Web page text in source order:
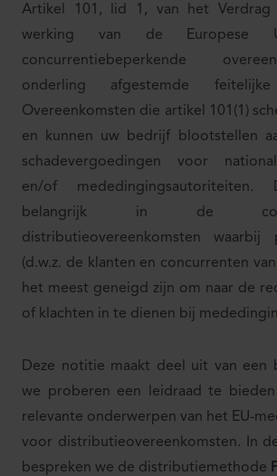
Artikel 101, lid 1, van het Verdrag
werking van de Europese
concurrentiebeperkende
onderling afgestemde feitelijke
Overeenkomsten die artikel 101(1)
en kunnen uw bedrijf blootstellen
schadevergoedingen voor
en/of
belangrijk in de
distributieovereenkomsten waarbij
(d.w.z. de klanten en concurrenten
het meest geneigd zijn om naar de
of klachten in te dienen bij
Deze notitie maakt deel uit van een
we proberen een leidraad te
relevante onderwerpen van het EU-
voor distributieovereenkomsten. In
bespreken we de distributiemethode